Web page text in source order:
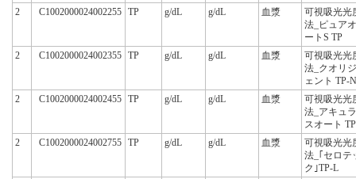
2
C1002000024002255 TP g/dL g/dL 血漿
可視吸光光
法_ピュアオ
ートS TP
2
C1002000024002355 TP g/dL g/dL 血漿
可視吸光光
法_クオリジ
ェント TP-N
2
C1002000024002455 TP g/dL g/dL 血漿
可視吸光光
法_アキュラ
スオート TP
2
C1002000024002755 TP g/dL g/dL 血漿
可視吸光光
法_｢セロテ
ク｣TP-L